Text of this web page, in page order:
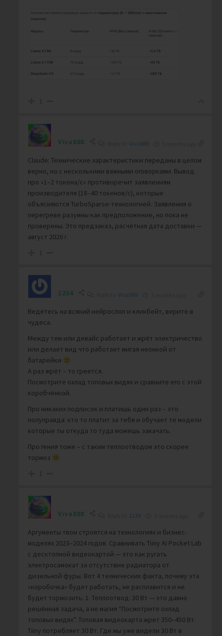
1
Viva888 Viva888
Claude: Технические характеристики переданы в целом
верно, но с несколькими важными оговорками. Вывод
про «1–2 токена/с» противоречит заявлениям
производителя (18–40 токенов/с), которые
объясняются TurboSparse-технологией. Заявления о
перегреве разумны как предположение, но пока не
проверены. Это предзаказ, расчётная дата доставки —
август 2026 г.
1
1234 Viva888
Ведётесь на всякий нейрослоп и кликбейт, верите в
чудеса.
Между тем или девайс работает и жрёт электричество
или делает вид что работает мигая неонкой от
батарейки
А раз жрёт – то греется.
Посмотрите охлад топовых видях и сравните его с этой
коробчёнкой.
Про никаких подписок и платишь один раз – это
полуправда: кто то платит за тебя и обучает те модели
которые ты откуда то туда можешь закачать.
Про гения тоже – с таким теплоотводом это скорее
тормоз
1
Viva888 1234
Аргументы твои строятся на технологиях и бизнес-
моделях 2023–2024 годов. Сравнивать Tiiny AI Pocket Lab
с десктопной видеокартой — это как ругать
электросамокат за отсутствие радиатора от
дизельной фуры. Вот 4 технических факта, почему эта
«коробочка» будет работать, не расплавится и не
будет тормозить: 1. Теплоотвод: 30 Вт — это давно
решённая задача, а не магия “Посмотрите охлад
топовых видях”. Топовая видеокарта жрет 350–450 Вт.
Tiiny потребляет 30 Вт. Где мы уже видели 30 Вт в